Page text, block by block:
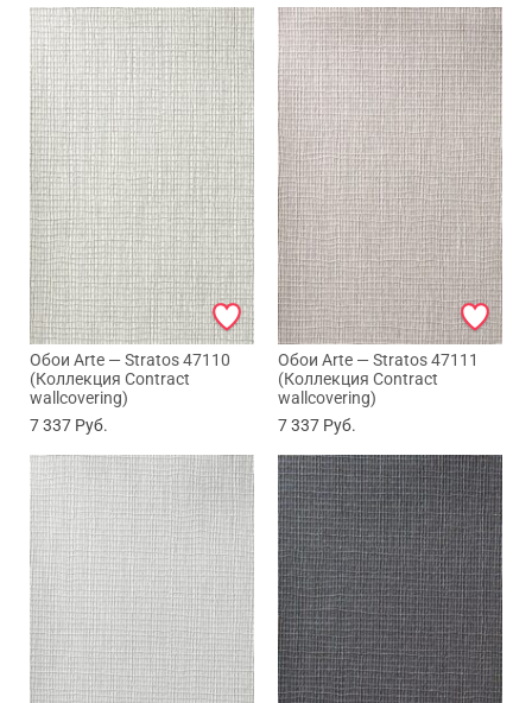
Обои Arte — Stratos 47110
(Коллекция Contract
wallcovering)
7 337 Руб.
Обои Arte — Stratos 47111
(Коллекция Contract
wallcovering)
7 337 Руб.